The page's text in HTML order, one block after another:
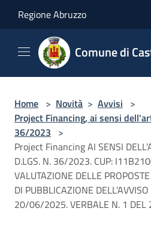
Regione Abruzzo
Comune di
Home > Novità > Avvisi >
Project Financing, ai sensi
36/2023 >
Project Financing AI SENSI
D.LGS. N. 36/2023. CUP:
VALUTAZIONE DELLE
DI PUBBLICAZIONE
20/06/2025. VERBALE N. 1